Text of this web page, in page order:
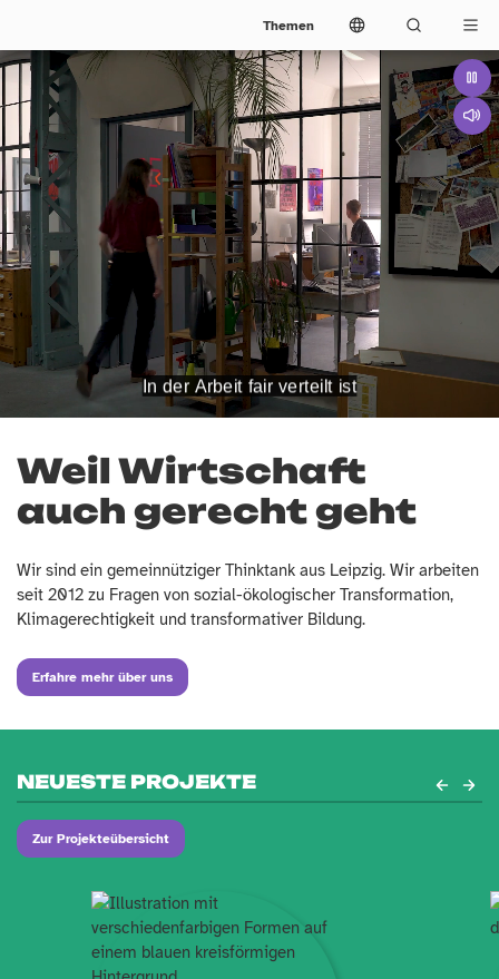
Themen
Weil Wirtschaft
auch gerecht geht
Wir sind ein gemeinnütziger Thinktank aus Leipzig. Wir arbeiten
seit 2012 zu Fragen von sozial-ökologischer Transformation,
Klimagerechtigkeit und transformativer Bildung.
Erfahre mehr über uns
NEUESTE PROJEKTE
Zur Projekteübersicht